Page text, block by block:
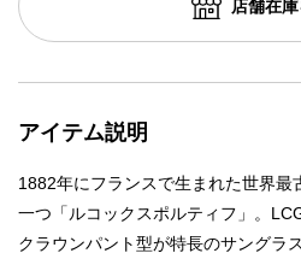
店舗在
アイテム説明
1882年にフランスで生まれた世界最
一つ「ルコックスポルティフ」。
クラウンパント型が特長のサングラ